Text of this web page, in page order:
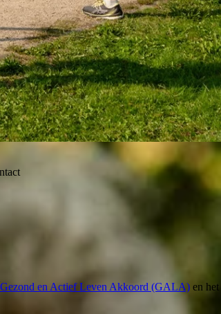
Gezond en Actief Leven Akkoord (GALA) en het